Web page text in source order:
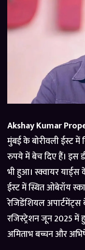
Akshay Kumar
मुंबई के बोरीवली ईस्ट में
रुपये में बेच दिए हैं। इस
भी हुआ। स्क्वायर
ईस्ट में स्थित ओबेरॉय
रेजिडेंशियल
रजिस्ट्रेशन जून 2025 में
अमिताभ बच्चन और